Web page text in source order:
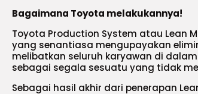
Bagaimana Toyota melakukannya!
Toyota Production System atau Lean
yang senantiasa mengupayakan
melibatkan seluruh karyawan di
sebagai segala sesuatu yang tidak
Sebagai hasil akhir dari penerapan